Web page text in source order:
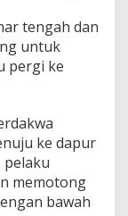
tengah dan
untuk
pergi ke
ke dapur
pelaku
memotong
bawah